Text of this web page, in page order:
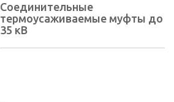
Соединительные
термоусаживаемые муфты до
35 кВ